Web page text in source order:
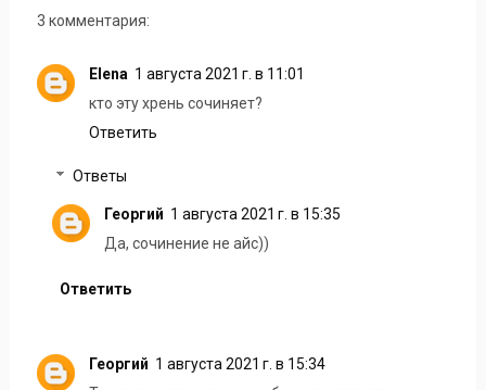
3 комментария:
Elena 1 августа 2021 г. в 11:01
кто эту хрень сочиняет?
Ответить
Ответы
Георгий 1 августа 2021 г. в 15:35
Да, сочинение не айс))
Ответить
Георгий 1 августа 2021 г. в 15:34